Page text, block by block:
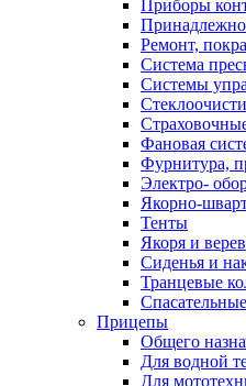
Приборы
Ремонт,
Система
Системы
Фановая
Фурнитура,
Электро-
Якорно-
Тенты
Якоря и
Сиденья и
Транцевые
Прицепы
Общего
Для водной
Для